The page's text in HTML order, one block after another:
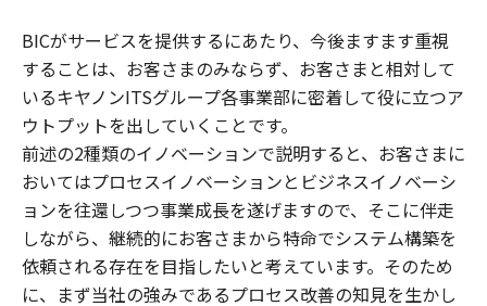
BICがサービスを提供するにあたり、今後ますます重視
することは、お客さまのみならず、お客さまと相対して
いるキヤノンITSグループ各事業部に密着して役に立つア
ウトプットを出していくことです。
前述の2種類のイノベーションで説明すると、お客さまに
おいてはプロセスイノベーションとビジネスイノベーシ
ョンを往還しつつ事業成長を遂げますので、そこに伴走
しながら、継続的にお客さまから特命でシステム構築を
依頼される存在を目指したいと考えています。そのため
に、まず当社の強みであるプロセス改善の知見を生かし